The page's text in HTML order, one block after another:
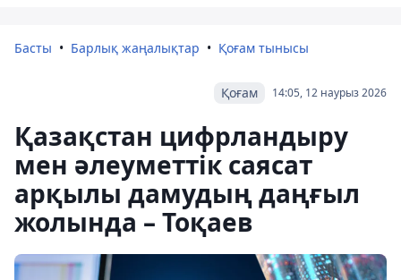
Басты Барлық жаңалықтар Қоғам тынысы
14:05, 12 наурыз 2026
Қоғам
Қазақстан цифрландыру
мен әлеуметтік саясат
арқылы дамудың даңғыл
жолында – Тоқаев